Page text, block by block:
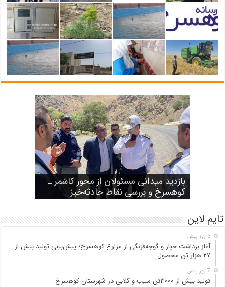
آغاز برداشت خیار و گوجه‌فرنگی از مزارع
کوهسرخ؛ پیش‌بینی تولید بیش از ۲۷ هزار
تن محصول
تولید بیش از ۳۰۰۰تن سیب و گلابی در
شهرستان کوهسرخ
واژگونی مرگبار مینی‌بوس زائران گنابادی
در محور کاشمر ـ کوهسرخ؛ ۵ جان‌باخته و
۲۵ مصدوم
بازدید میدانی مسئولان از محور کاشمر ـ
کوهسرخ و بررسی نقاط حادثه‌خیز
شورای آموزش و پرورش شهرستان
کوهسرخ برگزار شد؛ تأکید بر آمادگی
مدارس برای سال تحصیلی جدید
تایم لاین
3 روز پیش
آغاز برداشت خیار و گوجه‌فرنگی از مزارع کوهسرخ؛ پیش‌بینی تولید بیش از
۲۷ هزار تن محصول
7 روز پیش
تولید بیش از ۳۰۰۰تن سیب و گلابی در شهرستان کوهسرخ